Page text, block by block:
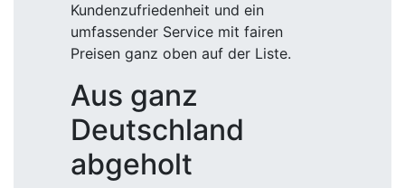
Kundenzufriedenheit und ein
umfassender Service mit fairen
Preisen ganz oben auf der Liste.
Aus ganz
Deutschland
abgeholt